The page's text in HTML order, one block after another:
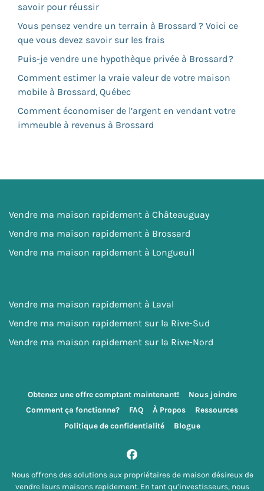
savoir pour réussir
Vous pensez vendre un terrain à Brossard ? Voici ce
que vous devez savoir sur les frais
Puis-je vendre une hypothèque privée à Brossard ?
Comment estimer la vraie valeur de votre maison
mobile à Brossard, Québec
Comment économiser de l’argent en vendant votre
immeuble à revenus à Brossard
Vendre ma maison rapidement à Châteauguay
Vendre ma maison rapidement à Brossard
Vendre ma maison rapidement à Longueuil
Vendre ma maison rapidement à Laval
Vendre ma maison rapidement sur la Rive-Sud
Vendre ma maison rapidement sur la Rive-Nord
Obtenez une offre comptant maintenant!
Nous joindre
Comment ça fonctionne?
FAQ À Propos
Ressources
Politique de confidentialité
Blogue
Facebook
Nous offrons des solutions aux propriétaires de maison désireux de
vendre leurs maisons rapidement. En tant qu’investisseurs, nous